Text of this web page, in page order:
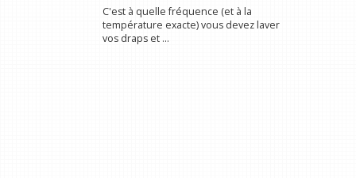
C'est à quelle fréquence (et à la
température exacte) vous devez laver
vos draps et ...